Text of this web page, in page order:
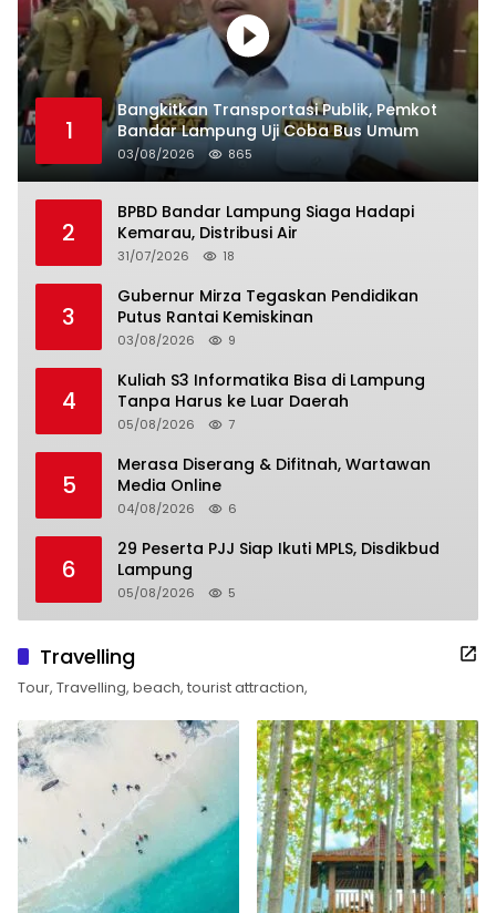
1
Bangkitkan Transportasi Publik, Pemkot
Bandar Lampung Uji Coba Bus Umum
03/08/2026 865
2
BPBD Bandar Lampung Siaga Hadapi
Kemarau, Distribusi Air
31/07/2026 18
3
Gubernur Mirza Tegaskan Pendidikan
Putus Rantai Kemiskinan
03/08/2026 9
4
Kuliah S3 Informatika Bisa di Lampung
Tanpa Harus ke Luar Daerah
05/08/2026 7
5
Merasa Diserang & Difitnah, Wartawan
Media Online
04/08/2026 6
6
29 Peserta PJJ Siap Ikuti MPLS, Disdikbud
Lampung
05/08/2026 5
Travelling
Tour, Travelling, beach, tourist attraction,